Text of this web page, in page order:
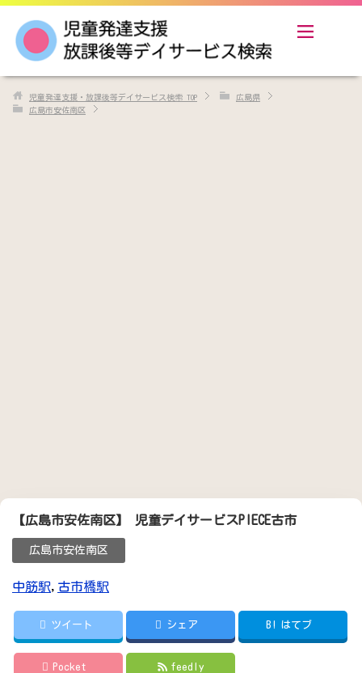
児童発達支援・放課後等デイサービス検索 TOP
広島県
広島市安佐南区
【広島市安佐南区】 児童デイサービスPIECE古市
広島市安佐南区
中筋駅, 古市橋駅
ツイート シェア B! はてブ
Pocket feedly